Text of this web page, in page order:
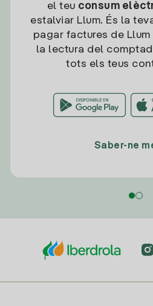
el teu consum
estalviar Llum. És la
pagar factures de
la lectura del
tots els teus
Saber-ne